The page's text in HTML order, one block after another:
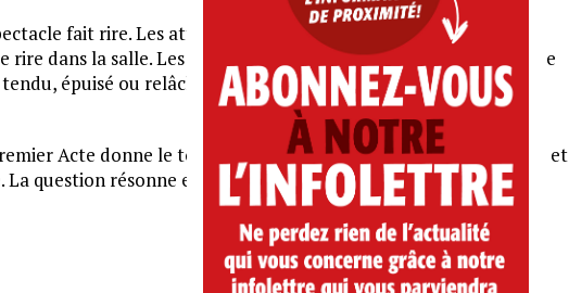
fait rire. Les attaques frontales contre les chroniqueurs
rire dans la salle. Les mimiques de l’actrice fissurent la tension. Le
épuisé ou relâché, porte la charge d’un texte dense et
Acte donne le ton à sa saison : un théâtre à la fois politique et
question résonne encore en sortant de la salle : Qui es-tu?